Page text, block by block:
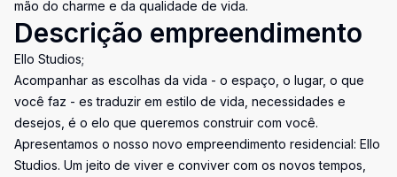
mão do charme e da qualidade de vida.
Descrição empreendimento
Ello Studios;
Acompanhar as escolhas da vida - o espaço, o lugar, o que
você faz - es traduzir em estilo de vida, necessidades e
desejos, é o elo que queremos construir com você.
Apresentamos o nosso novo empreendimento residencial: Ello
Studios. Um jeito de viver e conviver com os novos tempos,